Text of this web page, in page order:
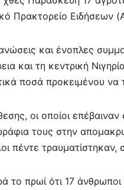
er
Πρακτορείο Ειδήσεων
και ένοπλες
και τη κεντρική
ποσά προκειμένου
οι οποίοι
τους στην
πέντε τραυματίστηκαν,
το πρωί ότι 17